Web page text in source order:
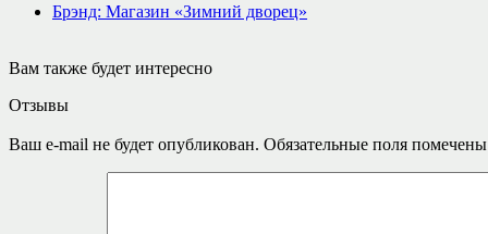
Брэнд: Магазин «Зимний дворец»
Вам также будет интересно
Отзывы
Ваш e-mail не будет опубликован. Обязательные поля